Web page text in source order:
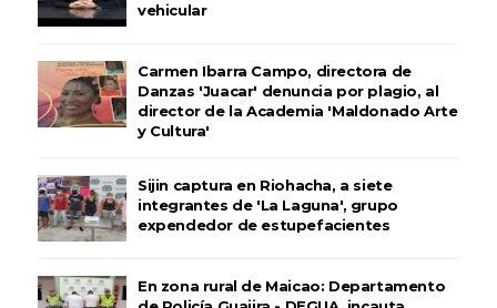
vehicular
Carmen Ibarra Campo, directora de
Danzas 'Juacar' denuncia por plagio, al
director de la Academia 'Maldonado Arte
y Cultura'
Sijin captura en Riohacha, a siete
integrantes de 'La Laguna', grupo
expendedor de estupefacientes
En zona rural de Maicao: Departamento